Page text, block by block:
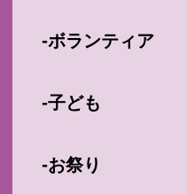
-ボランティア
-子ども
-お祭り